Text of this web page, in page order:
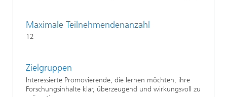
Maximale Teilnehmendenanzahl
12
Zielgruppen
Interessierte Promovierende, die lernen möchten, ihre
Forschungsinhalte klar, überzeugend und wirkungsvoll zu